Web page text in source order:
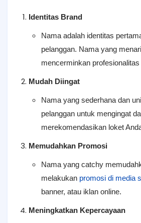
Identitas Brand
Nama adalah identitas
pelanggan. Nama yang
mencerminkan
Mudah Diingat
Nama yang sederhana dan
pelanggan untuk mengingat
merekomendasikan loket
Memudahkan Promosi
Nama yang catchy
melakukan promosi di media
banner, atau iklan online.
Meningkatkan Kepercayaan